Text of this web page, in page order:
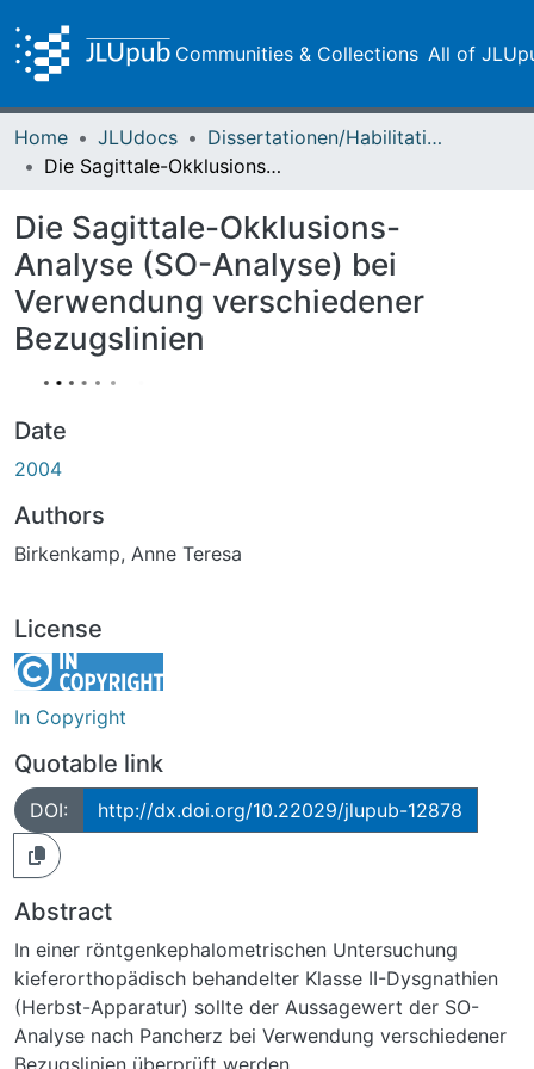
Communities & Collections All of
Home JLUdocs
Dissertationen/Habilitationen
Die Sagittale-Okklusions-Analyse (SO-Analyse) bei Verwendung verschiedener Bezugslinien
Die Sagittale-Okklusions-
Analyse (SO-Analyse) bei
Verwendung verschiedener
Bezugslinien
Date
2004
Authors
Birkenkamp, Anne Teresa
License
In Copyright
Quotable link
DOI: http://dx.doi.org/10.22029/jlupub-12878
Abstract
In einer röntgenkephalometrischen Untersuchung
kieferorthopädisch behandelter Klasse II-Dysgnathien
(Herbst-Apparatur) sollte der Aussagewert der SO-
Analyse nach Pancherz bei Verwendung verschiedener
Bezugslinien überprüft werden.